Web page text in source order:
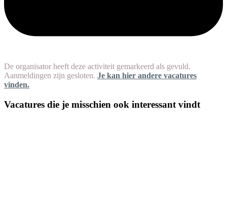
De organisator heeft deze activiteit gemarkeerd als gevuld.
Aanmeldingen zijn gesloten. Je kan hier andere vacatures
vinden.
Vacatures die je misschien ook interessant vindt